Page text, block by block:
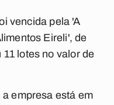
vencida pela 'A
Eireli', de
lotes no valor de
empresa está em